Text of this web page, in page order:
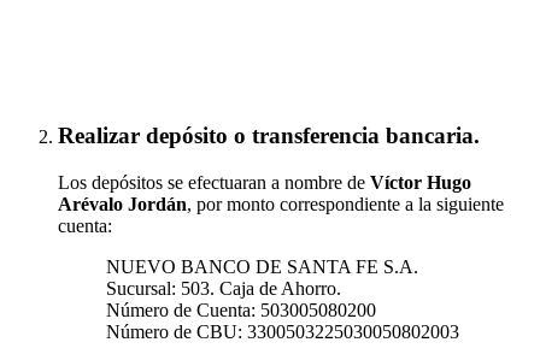
Realizar depósito o transferencia bancaria.
Los depósitos se efectuaran a nombre de Víctor Hugo
Arévalo Jordán, por monto correspondiente a la siguiente
cuenta:
NUEVO BANCO DE SANTA FE S.A.
Sucursal: 503. Caja de Ahorro.
Número de Cuenta: 503005080200
Número de CBU: 3300503225030050802003